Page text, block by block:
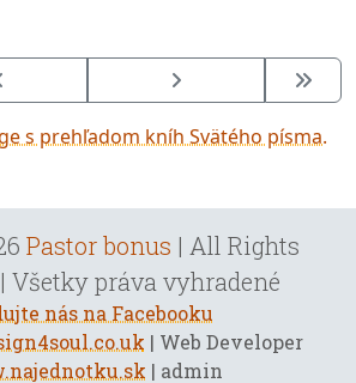
s prehľadom kníh Svätého písma.
Pastor bonus | All Rights
Všetky práva vyhradené
nás na Facebooku
| Web Developer
| admin